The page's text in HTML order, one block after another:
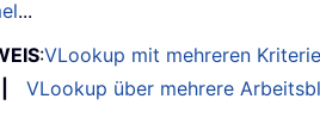
...
:VLookup mit mehreren
VLookup über mehrere